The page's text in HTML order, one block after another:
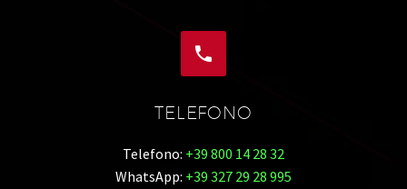


TELEFONO
Telefono: +39 800 14 28 32
WhatsApp: +39 327 29 28 995